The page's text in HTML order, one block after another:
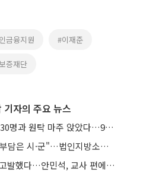
금융지원 #이재준
증재단
기자의 주요 뉴스
이재준 수원시장, 시민 130명과 원탁 마주 앉았다…9월 비전선포 마지막 관문
이상일 "생색은 경기도, 부담은 시·군"…법인지방소득세 공동세원화 직격
"소 취하하겠다"는데도 고발했다…안민석, 교사 편에서 물러서지 않았다